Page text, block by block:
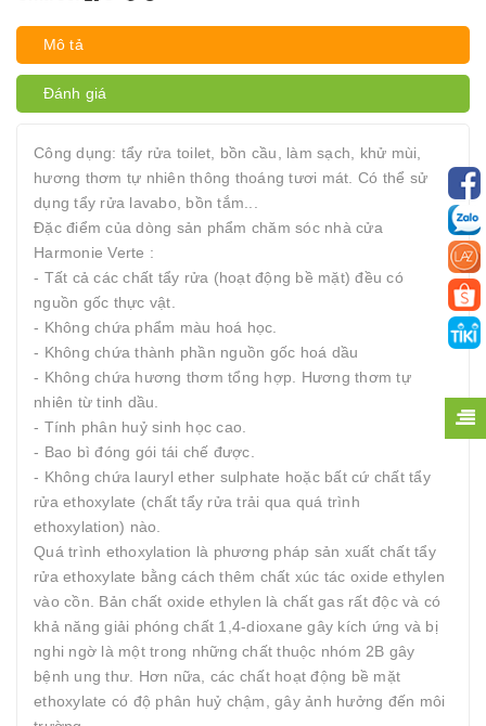
Mô tả
Đánh giá
Công dụng: tẩy rửa toilet, bồn cầu, làm sạch, khử mùi,
hương thơm tự nhiên thông thoáng tươi mát. Có thể sử
dụng tẩy rửa lavabo, bồn tắm...
Đặc điểm của dòng sản phẩm chăm sóc nhà cửa
Harmonie Verte :
- Tất cả các chất tẩy rửa (hoạt động bề mặt) đều có
nguồn gốc thực vật.
- Không chứa phẩm màu hoá học.
- Không chứa thành phần nguồn gốc hoá dầu
- Không chứa hương thơm tổng hợp. Hương thơm tự
nhiên từ tinh dầu.
- Tính phân huỷ sinh học cao.
- Bao bì đóng gói tái chế được.
- Không chứa lauryl ether sulphate hoặc bất cứ chất tẩy
rửa ethoxylate (chất tẩy rửa trải qua quá trình
ethoxylation) nào.
Quá trình ethoxylation là phương pháp sản xuất chất tẩy
rửa ethoxylate bằng cách thêm chất xúc tác oxide ethylen
vào cồn. Bản chất oxide ethylen là chất gas rất độc và có
khả năng giải phóng chất 1,4-dioxane gây kích ứng và bị
nghi ngờ là một trong những chất thuộc nhóm 2B gây
bệnh ung thư. Hơn nữa, các chất hoạt động bề mặt
ethoxylate có độ phân huỷ chậm, gây ảnh hưởng đến môi